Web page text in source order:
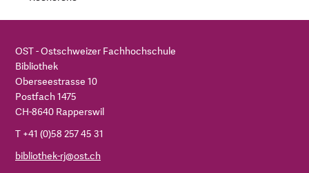
OST - Ostschweizer Fachhochschule
Bibliothek
Oberseestrasse 10
Postfach 1475
CH-8640 Rapperswil
T +41 (0)58 257 45 31
bibliothek-rj@ost.ch